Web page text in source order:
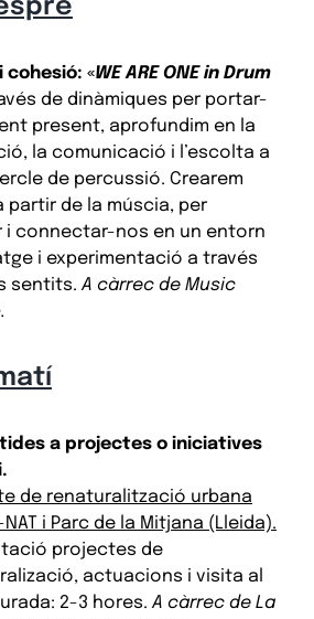
cohesió: «WE ARE ONE in Drum
de dinàmiques per portar-
present, aprofundim en la
la comunicació i l’escolta a
de percussió. Crearem
partir de la múscia, per
i connectar-nos en un entorn
i experimentació a través
sentits. A càrrec de Music
a projectes o iniciatives
de renaturalització urbana
NAT i Parc de la Mitjana (Lleida).
projectes de
actuacions i visita al
2-3 hores. A càrrec de La